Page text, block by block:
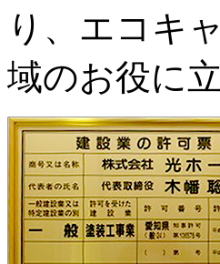
り、エコキ
域のお役に